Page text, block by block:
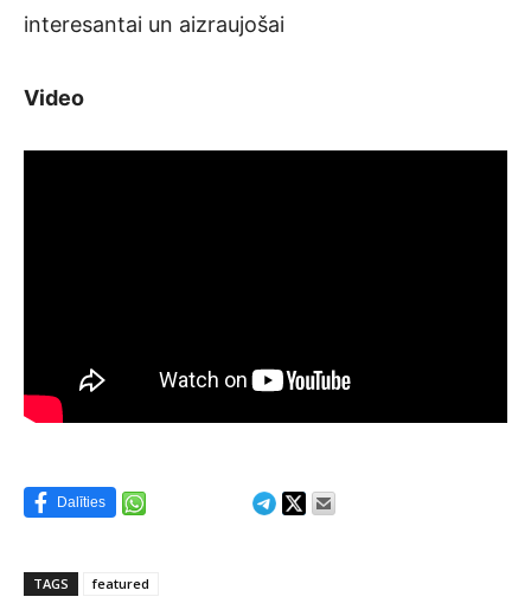
interesantai un aizraujošai
Video
Dalīties
TAGS featured